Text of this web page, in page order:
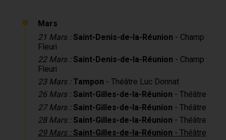
Mars
21 Mars : Saint-Denis-de-la-Réunion
Fleuri
22 Mars : Saint-Denis-de-la-Réunion
Fleuri
23 Mars :Tampon - Théâtre Luc Donnat
26 Mars : Saint-Gilles-de-la-Réunion - Théâtre
27 Mars : Saint-Gilles-de-la-Réunion - Théâtre
28 Mars : Saint-Gilles-de-la-Réunion - Théâtre
29 Mars :Saint-Gilles-de-la-Réunion- Théâtre